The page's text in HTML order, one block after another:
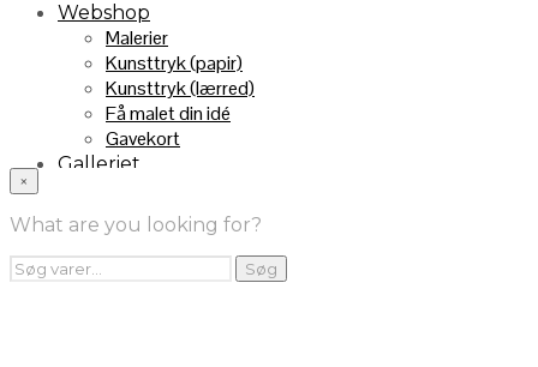
Webshop
Malerier
Kunsttryk (papir)
Kunsttryk (lærred)
Få malet din idé
Gavekort
Galleriet
Handelsebetingelser
Returnering
FRA TV
Videoklip fra TV2
×
What are you looking for?
Søg
efter:
Søg